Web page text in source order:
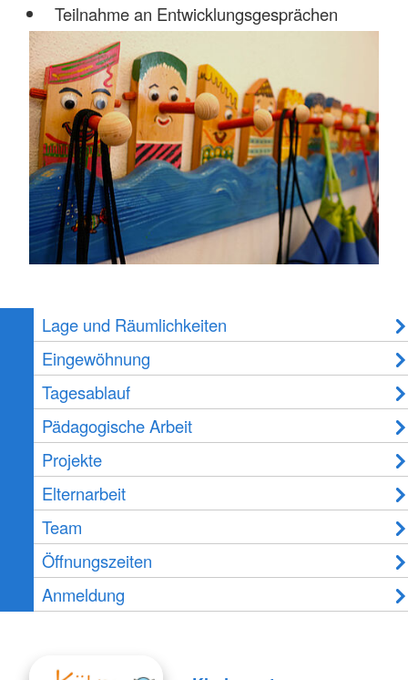
Teilnahme an Entwicklungsgesprächen
Lage und Räumlichkeiten
Eingewöhnung
Tagesablauf
Pädagogische Arbeit
Projekte
Elternarbeit
Team
Öffnungszeiten
Anmeldung